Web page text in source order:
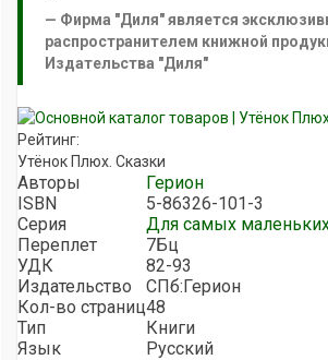
Фирма "Диля" является
распространителем книжной
Издательства "Диля"
Рейтинг:
Утёнок Плюх. Сказки
Авторы
Герион
ISBN
5-86326-101-3
Серия
Для самых
Переплет
7Бц
УДК
82-93
Издательство
СПб:Герион
Кол-во страниц48
Тип
Книги
Язык
Русский